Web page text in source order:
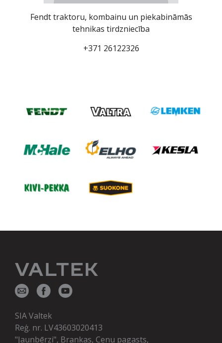
Fendt traktoru, kombainu un piekabināmās
tehnikas tirdzniecība
+371 26122326
SIA Valtek
Reģ. nr. LV43603020413
"Jaunbērzi", Brankas, Cenu pagasts,